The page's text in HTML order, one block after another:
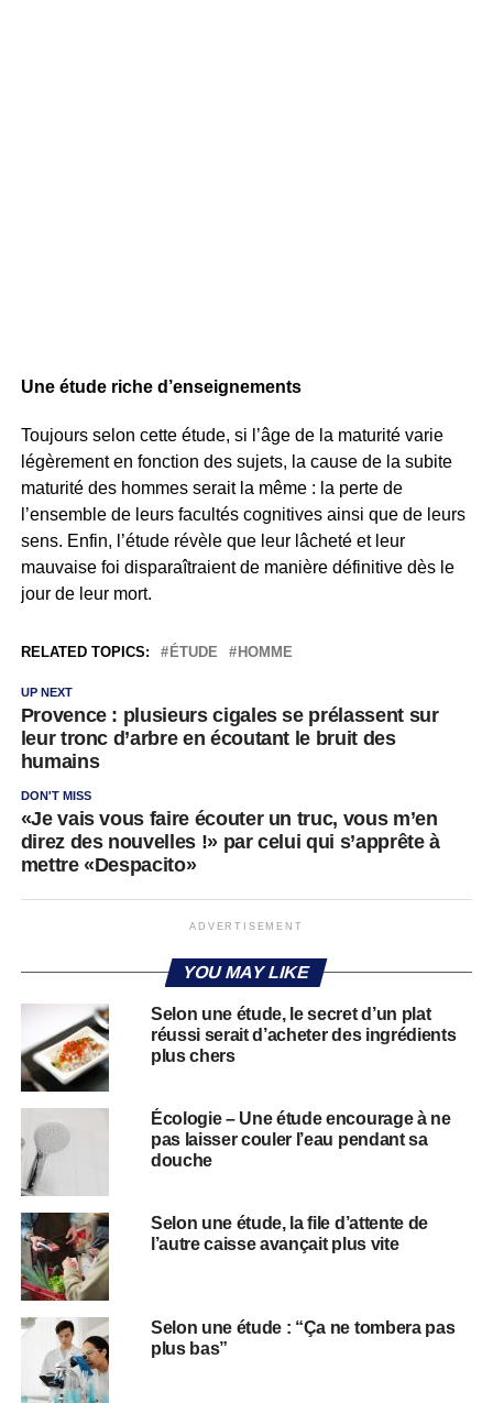
Une étude riche d’enseignements
Toujours selon cette étude, si l’âge de la maturité varie
légèrement en fonction des sujets, la cause de la subite
maturité des hommes serait la même : la perte de
l’ensemble de leurs facultés cognitives ainsi que de leurs
sens. Enfin, l’étude révèle que leur lâcheté et leur
mauvaise foi disparaîtraient de manière définitive dès le
jour de leur mort.
RELATED TOPICS: ÉTUDE HOMME
UP NEXT
Provence : plusieurs cigales se prélassent sur
leur tronc d’arbre en écoutant le bruit des
humains
DON'T MISS
«Je vais vous faire écouter un truc, vous m’en
direz des nouvelles !» par celui qui s’apprête à
mettre «Despacito»
ADVERTISEMENT
YOU MAY LIKE
Selon une étude, le secret d’un plat
réussi serait d’acheter des ingrédients
plus chers
Écologie – Une étude encourage à ne
pas laisser couler l’eau pendant sa
douche
Selon une étude, la file d’attente de
l’autre caisse avançait plus vite
Selon une étude : “Ça ne tombera pas
plus bas”